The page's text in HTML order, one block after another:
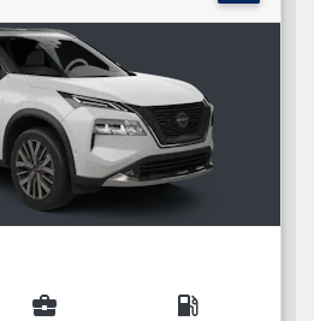
business_center local_gas_station